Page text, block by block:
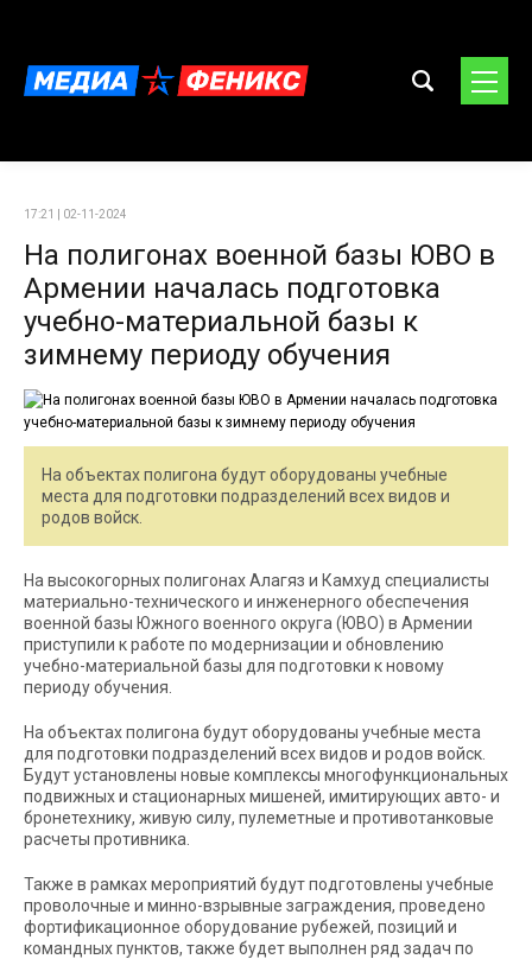
17:21 | 02-11-2024
На полигонах военной базы ЮВО в
Армении началась подготовка
учебно-материальной базы к
зимнему периоду обучения
На объектах полигона будут оборудованы учебные
места для подготовки подразделений всех видов и
родов войск.
На высокогорных полигонах Алагяз и Камхуд специалисты
материально-технического и инженерного обеспечения
военной базы Южного военного округа (ЮВО) в Армении
приступили к работе по модернизации и обновлению
учебно-материальной базы для подготовки к новому
периоду обучения.
На объектах полигона будут оборудованы учебные места
для подготовки подразделений всех видов и родов войск.
Будут установлены новые комплексы многофункциональных
подвижных и стационарных мишеней, имитирующих авто- и
бронетехнику, живую силу, пулеметные и противотанковые
расчеты противника.
Также в рамках мероприятий будут подготовлены учебные
проволочные и минно-взрывные заграждения, проведено
фортификационное оборудование рубежей, позиций и
командных пунктов, также будет выполнен ряд задач по